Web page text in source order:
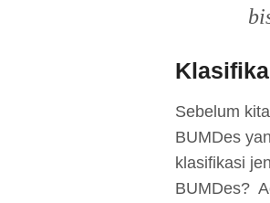
Sebelum
BUMDes
klasifikasi
BUMDes?